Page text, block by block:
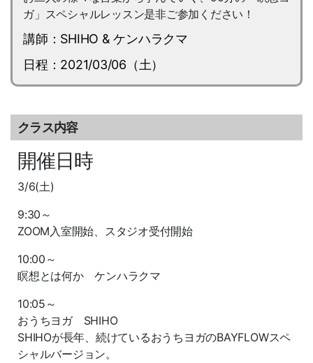
ガ」スペシャルレッスン是非ご参加ください！
講師：SHIHO & ケンハラクマ
日程：2021/03/06（土）
クラス内容
開催日時
3/6(土)
9:30～
ZOOM入室開始、スタジオ受付開始
10:00～
瞑想とは何か ケンハラクマ
10:05～
おうちヨガ SHIHO
SHIHOが長年、続けているおうちヨガのBAYFLOWスペ
シャルバージョン。